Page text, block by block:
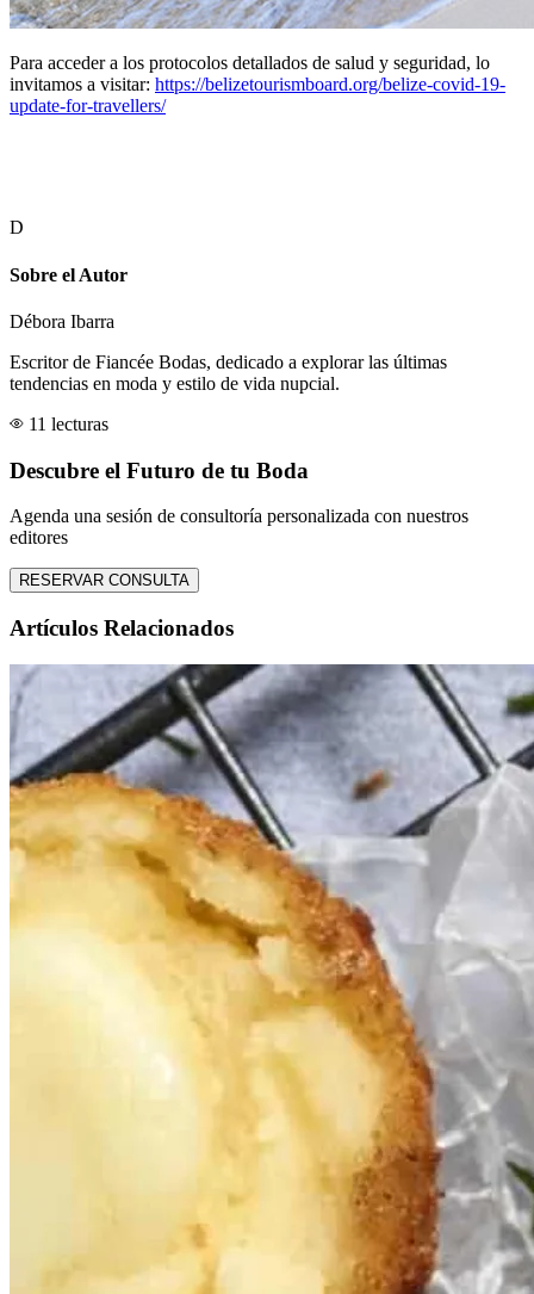
Para acceder a los protocolos detallados de salud y seguridad, lo
invitamos a visitar: https://belizetourismboard.org/belize-covid-19-
update-for-travellers/
D
Sobre el Autor
Débora Ibarra
Escritor de Fiancée Bodas, dedicado a explorar las últimas
tendencias en moda y estilo de vida nupcial.
11 lecturas
Descubre el Futuro de tu Boda
Agenda una sesión de consultoría personalizada con nuestros
editores
RESERVAR CONSULTA
Artículos Relacionados